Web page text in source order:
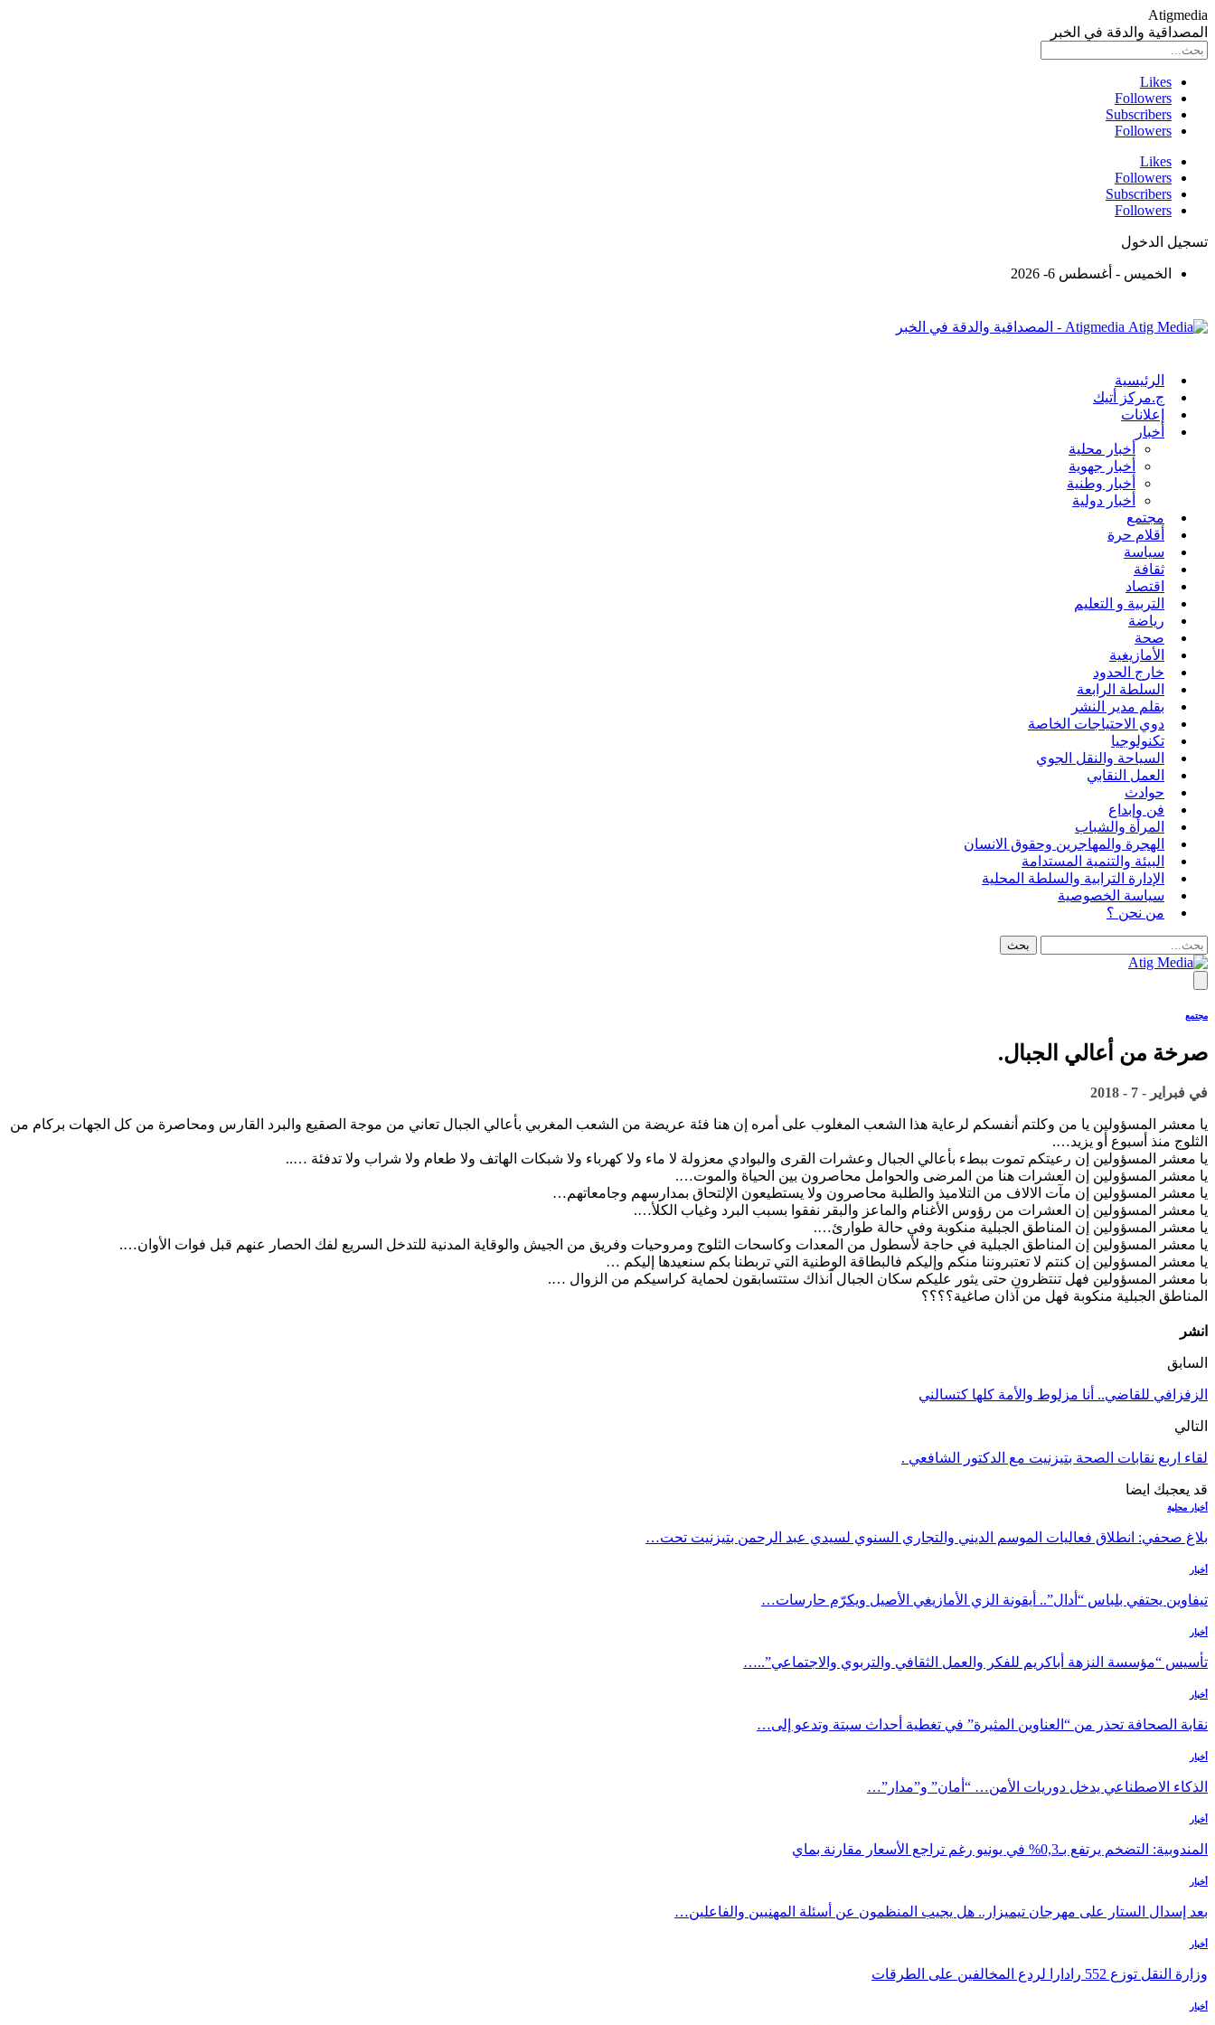
Atigmedia
المصداقية والدقة في الخبر
Likes
Followers
Subscribers
Followers
Likes
Followers
Subscribers
Followers
تسجيل الدخول
الخميس - أغسطس 6- 2026
Atigmedia - المصداقية والدقة في الخبر
الرئيسية
ج.مركز أتيك
إعلانات
أخبار
أخبار محلية
أخبار جهوية
أخبار وطنية
أخبار دولية
مجتمع
أقلام حرة
سياسة
ثقافة
اقتصاد
التربية و التعليم
رياضة
صحة
الأمازيغية
خارج الحدود
السلطة الرابعة
بقلم مدير النشر
دوي الاحتياجات الخاصة
تكنولوجيا
السياحة والنقل الجوي
العمل النقابي
حوادث
فن وإبداع
المرأة والشباب
الهجرة والمهاجرين وحقوق الانسان
البيئة والتنمية المستدامة
الإدارة الترابية والسلطة المحلية
سياسة الخصوصية
من نحن ؟
مجتمع
صرخة من أعالي الجبال.
في فبراير - 7 - 2018
يا معشر المسؤولين يا من وكلتم أنفسكم لرعاية هذا الشعب المغلوب على أمره إن هنا فئة عريضة من الشعب المغربي بأعالي الجبال تعاني من موجة الصقيع والبرد القارس ومحاصرة من كل الجهات بركام من
الثلوج منذ أسبوع أو يزيد….
يا معشر المسؤولين إن رعيتكم تموت ببطء بأعالي الجبال وعشرات القرى والبوادي معزولة لا ماء ولا كهرباء ولا شبكات الهاتف ولا طعام ولا شراب ولا تدفئة …..
يا معشر المسؤولين إن العشرات هنا من المرضى والحوامل محاصرون بين الحياة والموت….
يا معشر المسؤولين إن مآت الالاف من التلاميذ والطلبة محاصرون ولا يستطيعون الإلتحاق بمدارسهم وجامعاتهم…
يا معشر المسؤولين إن العشرات من رؤوس الأغنام والماعز والبقر نفقوا بسبب البرد وغياب الكلأ….
يا معشر المسؤولين إن المناطق الجبلية منكوبة وفي حالة طوارئ….
يا معشر المسؤولين إن المناطق الجبلية في حاجة لأسطول من المعدات وكاسحات الثلوج ومروحيات وفريق من الجيش والوقاية المدنية للتدخل السريع لفك الحصار عنهم قبل فوات الأوان….
يا معشر المسؤولين إن كنتم لا تعتبروننا منكم وإليكم فالبطاقة الوطنية التي تربطنا بكم سنعيدها إليكم …
با معشر المسؤولين فهل تنتظرون حتى يثور عليكم سكان الجبال آنذاك ستتسابقون لحماية كراسيكم من الزوال ….
المناطق الجبلية منكوبة فهل من آذان صاغية؟؟؟؟
انشر
السابق
الزفزافي للقاضي.. أنا مزلوط والأمة كلها كتسالني
التالي
لقاء اربع نقابات الصحة بتيزنيت مع الدكتور الشافعي .
قد يعجبك ايضا
أخبار محلية
بلاغ صحفي: انطلاق فعاليات الموسم الديني والتجاري السنوي لسيدي عبد الرحمن بتيزنيت تحت…
أخبار
تيفاوين يحتفي بلباس “أدال”.. أيقونة الزي الأمازيغي الأصيل ويكرّم حارسات…
أخبار
تأسيس “مؤسسة النزهة أباكريم للفكر والعمل الثقافي والتربوي والاجتماعي”..…
أخبار
نقابة الصحافة تحذر من “العناوين المثيرة” في تغطية أحداث سبتة وتدعو إلى…
أخبار
الذكاء الاصطناعي يدخل دوريات الأمن… “أمان” و”مدار”…
أخبار
المندوبية: التضخم يرتفع بـ0,3% في يونيو رغم تراجع الأسعار مقارنة بماي
أخبار
بعد إسدال الستار على مهرجان تيميزار.. هل يجيب المنظمون عن أسئلة المهنيين والفاعلين…
أخبار
وزارة النقل توزع 552 رادارا لردع المخالفين على الطرقات
أخبار